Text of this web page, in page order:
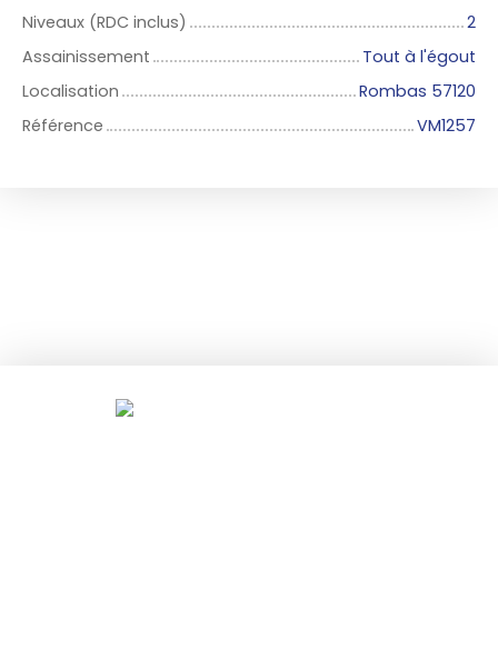
Niveaux (RDC inclus)
2
Assainissement
Tout à l'égout
Localisation
Rombas 57120
Référence
VM1257